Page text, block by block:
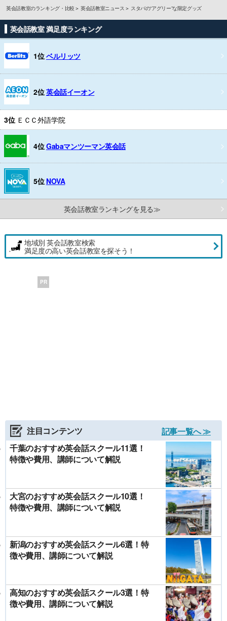
英会話教室のランキング・比較 英会話教室ニュース スタバの“アグリー”な限定グッズ
英会話教室 満足度ランキング
1位ベルリッツ
2位英会話イーオン
3位 ＥＣＣ外語学院
4位Gabaマンツーマン英会話
5位 NOVA
英会話教室ランキングを見る≫
地域別 英会話教室検索
満足度の高い英会話教室を探そう！
PR
注目コンテンツ
記事一覧へ ≫
千葉のおすすめ英会話スクール11選！
特徴や費用、講師について解説
大宮のおすすめ英会話スクール10選！
特徴や費用、講師について解説
新潟のおすすめ英会話スクール6選！特
徴や費用、講師について解説
高知のおすすめ英会話スクール3選！特
徴や費用、講師について解説